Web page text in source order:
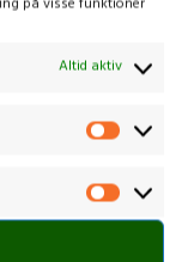
Altid aktiv